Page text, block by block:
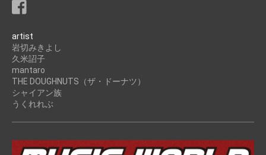
artist
岩切みきよし
久米詔子
mantaro
THE DOUGHNUTS（ザ・ドーナツ）
シャイアン族
うくれれぶ